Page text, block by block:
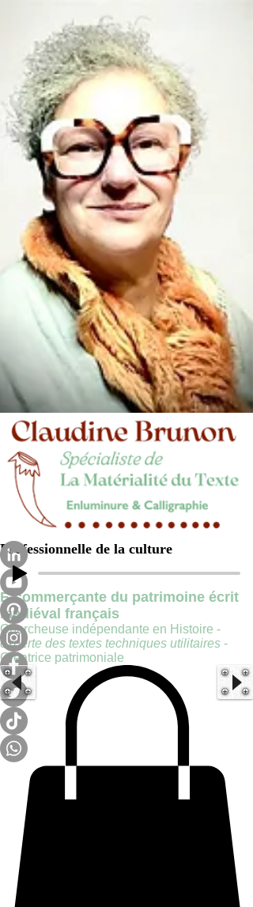
Professionnelle de la culture
E-commerçante du patrimoine écrit
médiéval français
Chercheuse indépendante en Histoire -
experte des textes techniques utilitaires -
Créatrice patrimoniale